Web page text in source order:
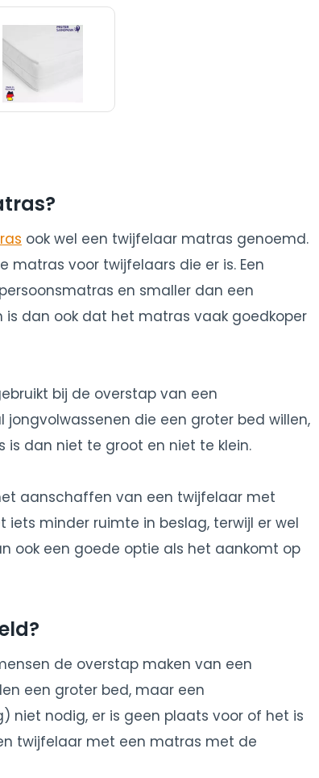
ook wel een twijfelaar matras genoemd.
matras voor twijfelaars die er is. Een
en smaller dan een
is dan ook dat het matras vaak goedkoper
bij de overstap van een
die een groter bed willen,
is dan niet te groot en niet te klein.
aanschaffen van een twijfelaar met
minder ruimte in beslag, terwijl er wel
ook een goede optie als het aankomt op
de overstap maken van een
een groter bed, maar een
niet nodig, er is geen plaats voor of het is
twijfelaar met een matras met de